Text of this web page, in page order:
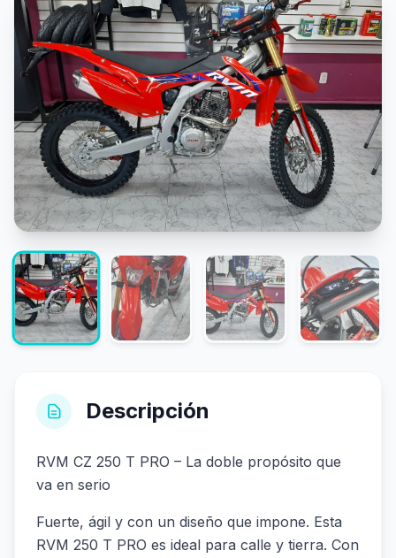
Descripción
RVM CZ 250 T PRO – La doble propósito que
va en serio
Fuerte, ágil y con un diseño que impone. Esta
RVM 250 T PRO es ideal para calle y tierra. Con